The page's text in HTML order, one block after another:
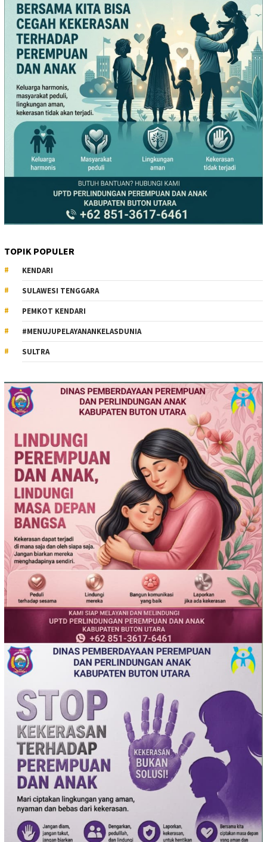
TOPIK POPULER
KENDARI
SULAWESI TENGGARA
PEMKOT KENDARI
#MENUJUPELAYANANKELASDUNIA
SULTRA